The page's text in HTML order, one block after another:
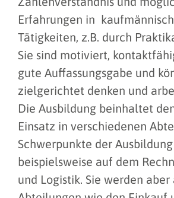
Erfahrungen in
Tätigkeiten, z.B. durch
Sie sind motiviert,
gute Auffassungsgabe und
zielgerichtet denken und
Die Ausbildung beinhaltet
Einsatz in verschiedenen
Schwerpunkte der
beispielsweise auf dem
und Logistik. Sie werden aber